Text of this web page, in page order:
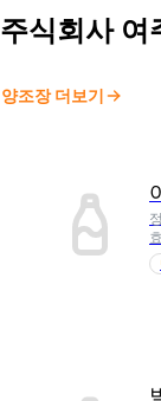
주식회사 여
양조장 더보기